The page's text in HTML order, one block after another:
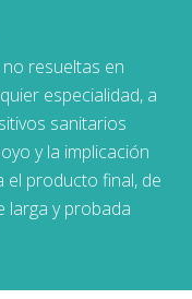
resueltas en
especialidad, a
sanitarios
y la implicación
el producto final, de
larga y probada